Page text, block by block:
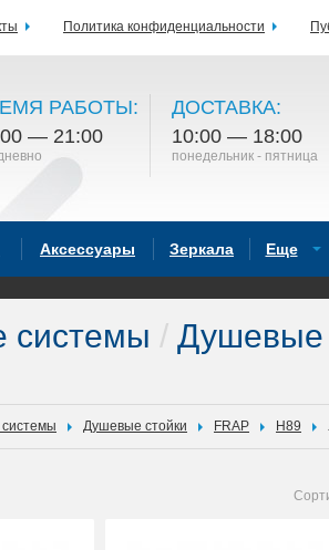
РАБОТЫ:
— 21:00
ДОСТАВКА:
10:00 — 18:00
понедельник - пятница
Аксессуары Зеркала Еще
системы / Душевые
Душевые стойки FRAP H89
Политика конфиденциальности